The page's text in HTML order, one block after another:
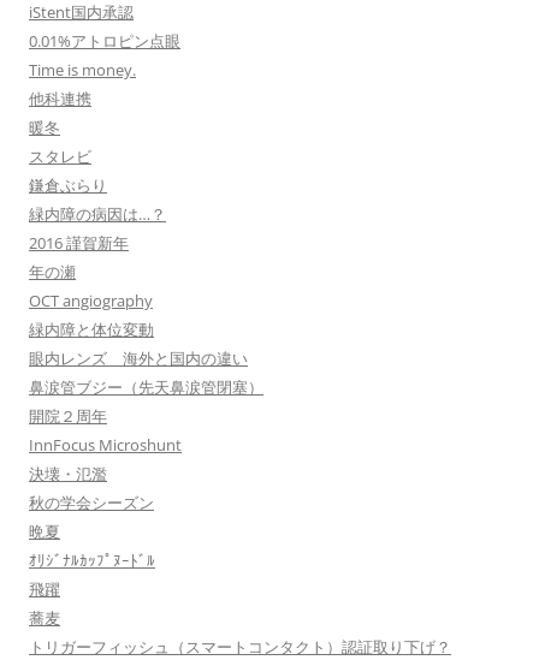
iStent国内承認
0.01%アトロピン点眼
Time is money.
他科連携
暖冬
スタレビ
鎌倉ぶらり
緑内障の病因は…？
2016 謹賀新年
年の瀬
OCT angiography
緑内障と体位変動
眼内レンズ 海外と国内の違い
鼻涙管ブジー（先天鼻涙管閉塞）
開院２周年
InnFocus Microshunt
決壊・氾濫
秋の学会シーズン
晩夏
ｵﾘｼﾞﾅﾙｶｯﾌﾟﾇｰﾄﾞﾙ
飛躍
蕎麦
トリガーフィッシュ（スマートコンタクト）認証取り下げ？